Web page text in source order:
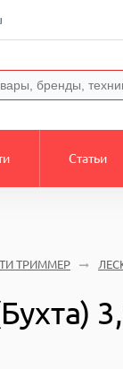
Статьи
ТРИММЕР